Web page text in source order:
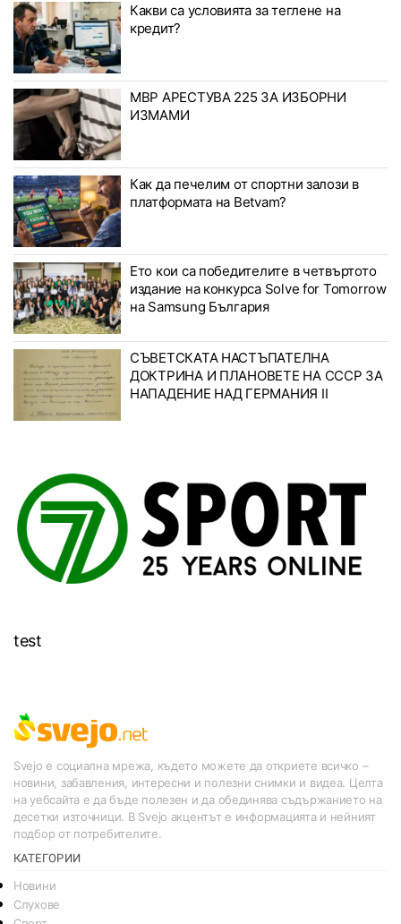
Какви са условията за теглене на
кредит?
МВР АРЕСТУВА 225 ЗА ИЗБОРНИ
ИЗМАМИ
Как да печелим от спортни залози в
платформата на Betvam?
Ето кои са победителите в четвъртото
издание на конкурса Solve for Tomorrow
на Samsung България
СЪВЕТСКАТА НАСТЪПАТЕЛНА
ДОКТРИНА И ПЛАНОВЕТЕ НА СССР ЗА
НАПАДЕНИЕ НАД ГЕРМАНИЯ II
test
Svejo е социална мрежа, където можете да откриете всичко –
новини, забавления, интересни и полезни снимки и видеа. Целта
на уебсайта е да бъде полезен и да обединява съдържанието на
десетки източници. В Svejo акцентът е информацията и нейният
подбор от потребителите.
КАТЕГОРИИ
Новини
Слухове